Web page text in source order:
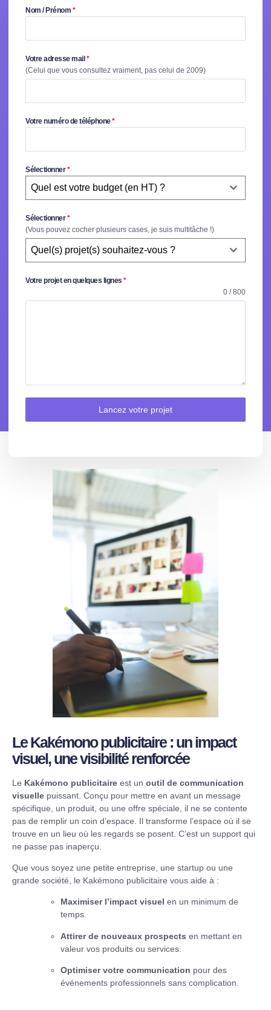
Nom / Prénom *
Votre adresse mail*
(Celui que vous consultez vraiment, pas celui de 2009)
Votre numéro de téléphone*
Sélectionner*
Quel est votre budget (en HT) ?
Sélectionner*
(Vous pouvez cocher plusieurs cases, je suis multitâche !)
Quel(s) projet(s) souhaitez-vous ?
Votre projet en quelques lignes *
0 / 800
Lancez votre projet
Le Kakémono publicitaire : un impact
visuel, une visibilité renforcée
Le Kakémono publicitaire est un outil de communication
visuelle puissant. Conçu pour mettre en avant un message
spécifique, un produit, ou une offre spéciale, il ne se contente
pas de remplir un coin d’espace. Il transforme l’espace où il se
trouve en un lieu où les regards se posent. C’est un support qui
ne passe pas inaperçu.
Que vous soyez une petite entreprise, une startup ou une
grande société, le Kakémono publicitaire vous aide à :
Maximiser l’impact visuel en un minimum de
temps.
Attirer de nouveaux prospects en mettant en
valeur vos produits ou services.
Optimiser votre communication pour des
événements professionnels sans complication.